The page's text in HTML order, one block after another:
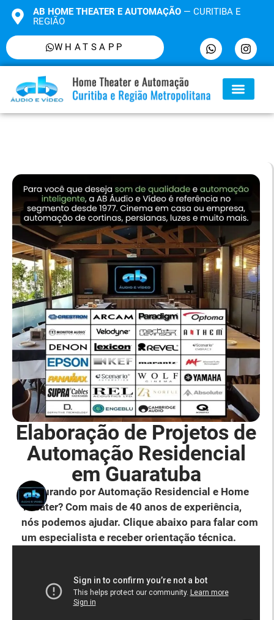
AB HOME THEATER E AUTOMAÇÃO— CURITIBA E
REGIÃO
WHATSAPP
Elaboração de Projetos de
Automação Residencial
em Guaratuba
Procurando por Automação Residencial e Home
Theater? Com mais de 40 anos de experiência,
nós podemos ajudar. Clique abaixo para falar com
um especialista e receber orientação técnica.